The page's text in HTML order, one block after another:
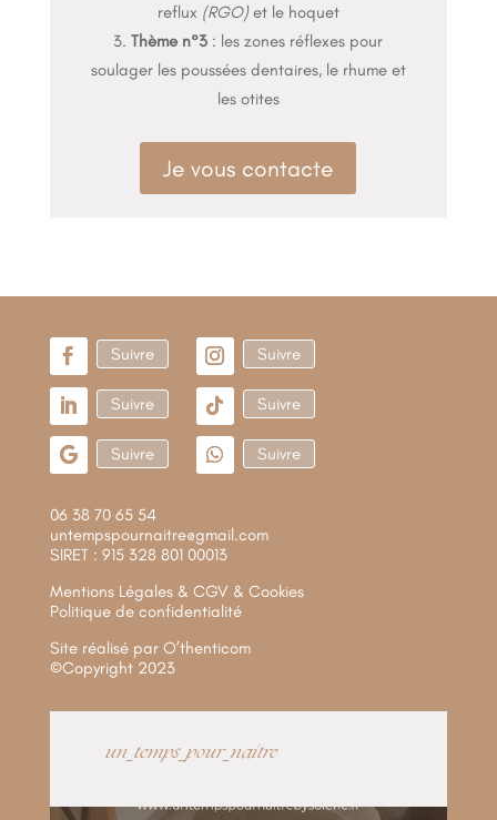
reflux (RGO)et le hoquet
Thème n°3 : les zones réflexes pour
soulager les poussées dentaires, le rhume et
les otites
Je vous contacte
Suivre Suivre
Suivre Suivre
Suivre Suivre
06 38 70 65 54
untempspournaitre@gmail.com
SIRET : 915 328 801 00013
Mentions Légales & CGV & Cookies
Politique de confidentialité
Site réalisé par O’thenticom
©Copyright 2023
un_temps_pour_naitre